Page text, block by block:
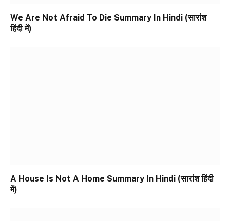
We Are Not Afraid To Die Summary In Hindi (सारांश
हिंदी में)
A House Is Not A Home Summary In Hindi (सारांश हिंदी
में)